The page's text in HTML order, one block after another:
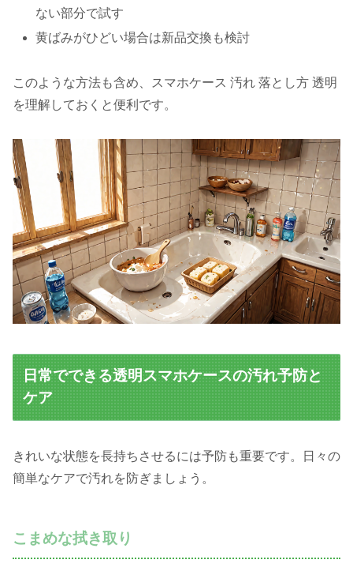
ない部分で試す
黄ばみがひどい場合は新品交換も検討
このような方法も含め、スマホケース 汚れ 落とし方 透明
を理解しておくと便利です。
日常でできる透明スマホケースの汚れ予防と
ケア
きれいな状態を長持ちさせるには予防も重要です。日々の
簡単なケアで汚れを防ぎましょう。
こまめな拭き取り